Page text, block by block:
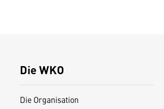
Die WKO
Die Organisation